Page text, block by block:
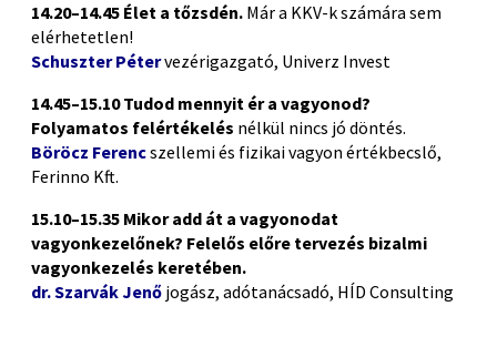
14.20–14.45 Élet a tőzsdén. Már a KKV-k számára sem
elérhetetlen!
Schuszter Pétervezérigazgató, Univerz Invest
14.45–15.10Tudod mennyit ér a vagyonod?
Folyamatos felértékelés nélkül nincs jó döntés.
Böröcz Ferencszellemi és fizikai vagyon értékbecslő,
Ferinno Kft.
15.10–15.35 Mikor add át a vagyonodat
vagyonkezelőnek? Felelős előre tervezés bizalmi
vagyonkezelés keretében.
dr. Szarvák Jenő jogász, adótanácsadó, HÍD Consulting